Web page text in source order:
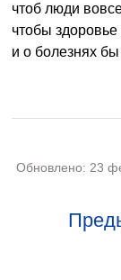
чтоб люди
чтобы
и о болезнях
Обновлено: 23